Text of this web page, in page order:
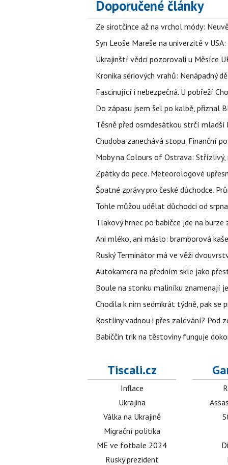
Doporučené články
Ze sirotčince až na vrchol módy:
Syn Leoše Mareše na univerzitě v
Ukrajinští vědci pozorovali u Měsíce
Kronika sériových vrahů: Nenápadný
Fascinující i nebezpečná. U pobřeží
Do zápasu jsem šel po kalbě, přiznal
Těsně před osmdesátkou strčí mladší
Chudoba zanechává stopu. Finanční
Moby na Colours of Ostrava:
Zpátky do pece. Meteorologové
Špatné zprávy pro české důchodce.
Tohle můžou udělat důchodci od
Tlakový hrnec po babičce jde na
Ani mléko, ani máslo: bramborová
Ruský Terminátor má ve věži
Autokamera na předním skle jako
Boule na stonku maliníku znamenají
Chodila k nim sedmkrát týdně, pak
Rostliny vadnou i přes zalévání? Pod
Babiččin trik na těstoviny funguje
Tiscali.cz
Inflace
Ukrajina
Válka na Ukrajině
Migrační politika
ME ve fotbale 2024
Ruský prezident